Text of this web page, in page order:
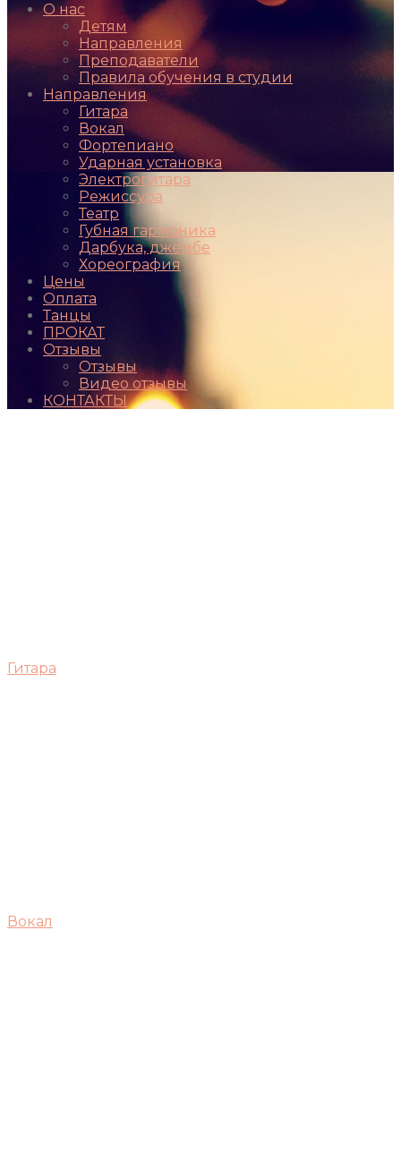
О нас
Детям
Направления
Преподаватели
Правила обучения в студии
Направления
Гитара
Вокал
Фортепиано
Ударная установка
Электрогитара
Режиссура
Театр
Губная гармоника
Дарбука, джембе
Хореография
Цены
Оплата
Танцы
ПРОКАТ
Отзывы
Отзывы
Видео отзывы
КОНТАКТЫ
Гитара
Вокал